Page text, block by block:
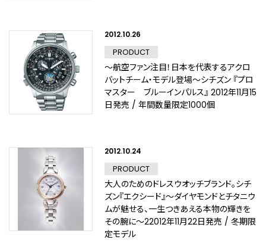
2012.10.26
PRODUCT
～航空ファン注目！日本を代表するアクロ
バットチーム・モデル登場～シチズン 『プロ
マスター ブルーインパルス』 2012年11月15
日発売 / 年間数量限定1000個
2012.10.24
PRODUCT
大人のためのドレスウオッチブランド。シチ
ズン『エクシード』～ダイヤモンドとチタニウ
ムが魅せる、一生つきあえる本物の輝きを
その腕に～22012年11月22日発売 / 冬期限
定モデル